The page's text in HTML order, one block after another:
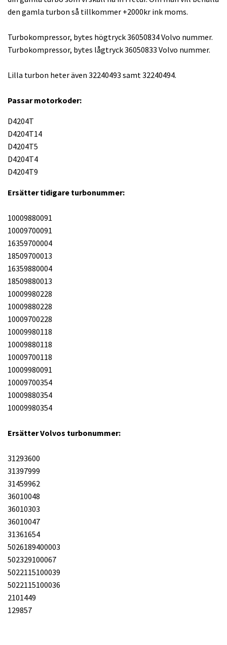
den gamla turbon så tillkommer +2000kr ink moms.
Turbokompressor, bytes högtryck 36050834 Volvo nummer.
Turbokompressor, bytes lågtryck 36050833 Volvo nummer.
Lilla turbon heter även 32240493 samt 32240494.
Passar motorkoder:
D4204T
D4204T14
D4204T5
D4204T4
D4204T9
Ersätter tidigare turbonummer:
10009880091
10009700091
16359700004
18509700013
16359880004
18509880013
10009980228
10009880228
10009700228
10009980118
10009880118
10009700118
10009980091
10009700354
10009880354
10009980354
Ersätter Volvos turbonummer:
31293600
31397999
31459962
36010048
36010303
36010047
31361654
5026189400003
502329100067
5022115100039
5022115100036
2101449
129857